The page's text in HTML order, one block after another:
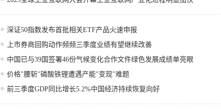
深证50指数发布首批相关ETF产品火速申报
上市券商回购动作频频三季度业绩有望继续改善
中国已与39国签署46份气候变化合作文件绿色发展成绩单亮眼
价格"腰斩"磷酸铁锂遭遇产能"变现"难题
前三季度GDP同比增长5.2%中国经济持续恢复向好